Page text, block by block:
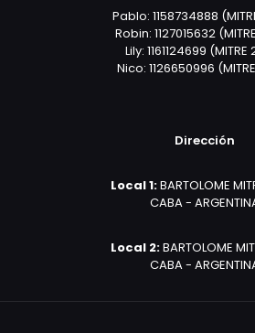
Pablo: 1158734888
Robin: 1127015632
Lily: 1161124699
Nico: 1126650996
Dirección
Local 1:BARTOLOME
CABA -
Local 2:BARTOLOME
CABA -